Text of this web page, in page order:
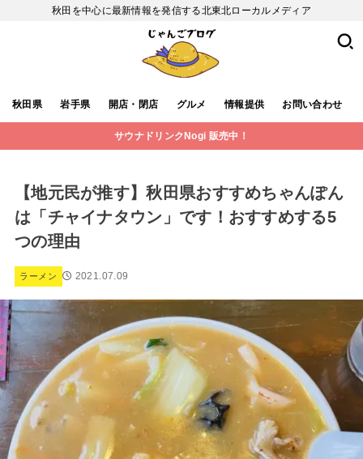
秋田を中心に最新情報を発信する北東北ローカルメディア
秋田県 岩手県 開店・閉店 グルメ 情報提供 お問い合わせ
サウナドリンクNogi 販売中！
【地元民が推す】秋田県おすすめちゃんぽん
は「チャイナタウン」です！おすすめする5
つの理由
ラーメン 2021.07.09